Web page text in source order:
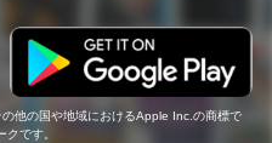
他の国や地域におけるApple Inc.の商標で
です。